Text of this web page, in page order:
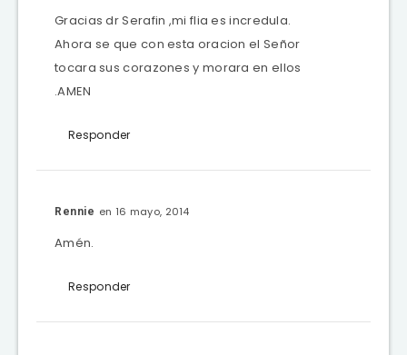
Gracias dr Serafin ,mi flia es incredula.
Ahora se que con esta oracion el Señor
tocara sus corazones y morara en ellos
.AMEN
Responder
Rennie en 16 mayo, 2014
Amén.
Responder